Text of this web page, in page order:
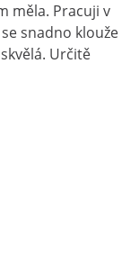
měla. Pracuji v
snadno klouže
Určitě